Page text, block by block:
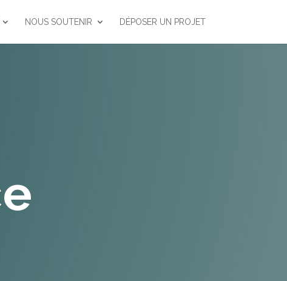
NOUS SOUTENIR DÉPOSER UN PROJET